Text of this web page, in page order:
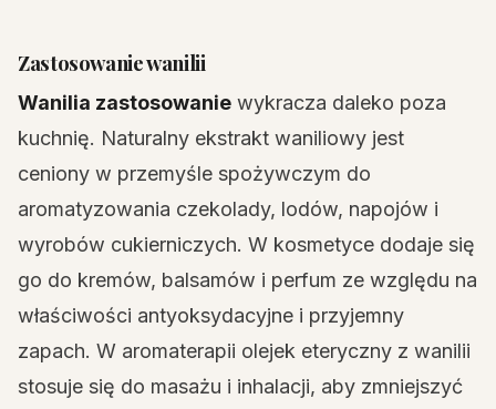
Zastosowanie wanilii
Wanilia zastosowanie wykracza daleko poza
kuchnię. Naturalny ekstrakt waniliowy jest
ceniony w przemyśle spożywczym do
aromatyzowania czekolady, lodów, napojów i
wyrobów cukierniczych. W kosmetyce dodaje się
go do kremów, balsamów i perfum ze względu na
właściwości antyoksydacyjne i przyjemny
zapach. W aromaterapii olejek eteryczny z wanilii
stosuje się do masażu i inhalacji, aby zmniejszyć